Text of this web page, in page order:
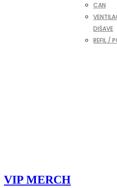
CAN
DIŠAVE
REFIL /
VIP MERCH